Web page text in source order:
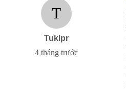
T
Tuklpr
4 tháng trước